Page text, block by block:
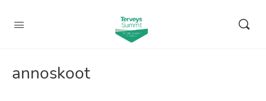
annoskoot